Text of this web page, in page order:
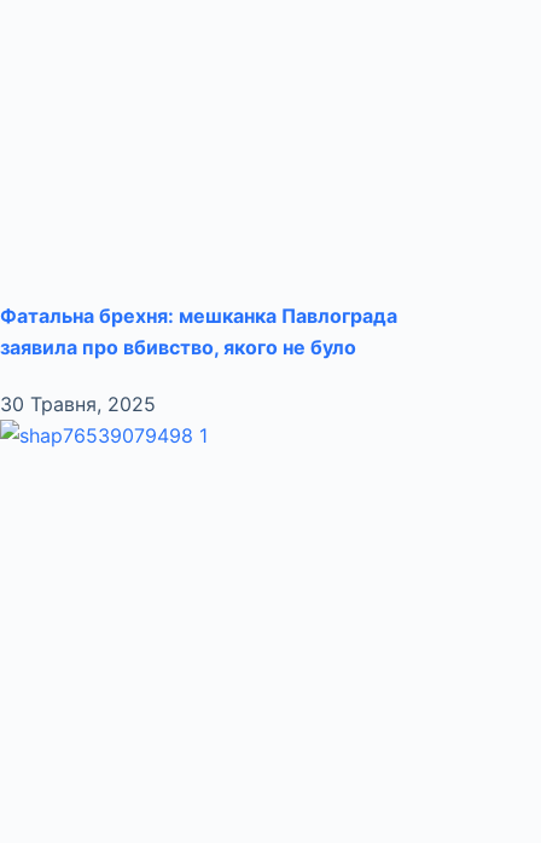
Фатальна брехня: мешканка Павлограда
заявила про вбивство, якого не було
30 Травня, 2025